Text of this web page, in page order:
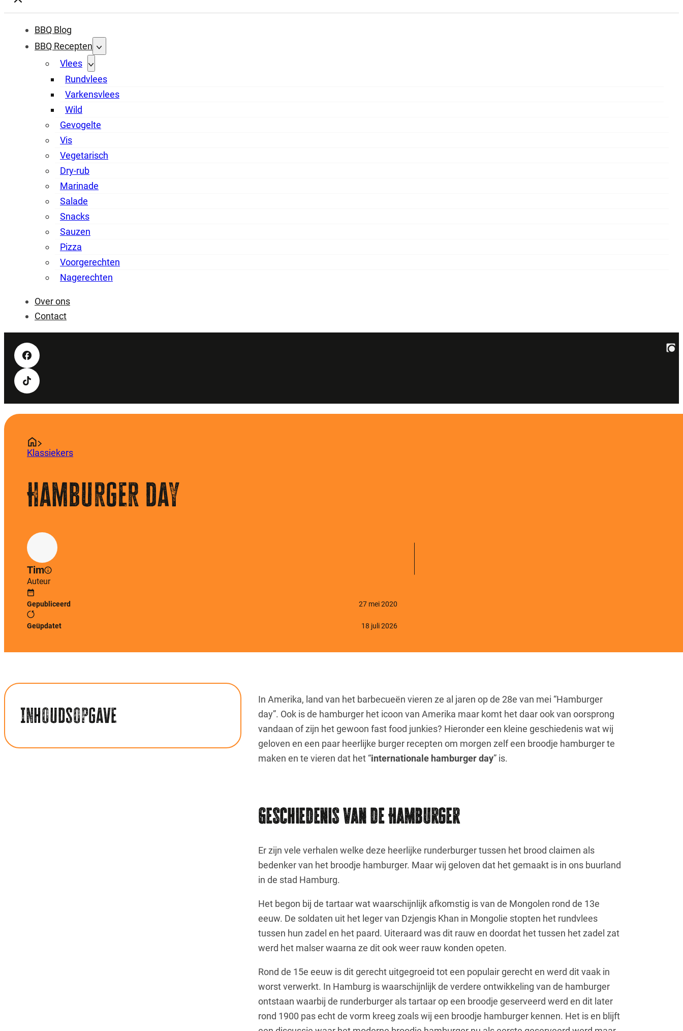
BBQ Blog
BBQ Recepten
Vlees
Rundvlees
Varkensvlees
Wild
Gevogelte
Vis
Vegetarisch
Dry-rub
Marinade
Salade
Snacks
Sauzen
Pizza
Voorgerechten
Nagerechten
Over ons
Contact
Klassiekers
Hamburger day
Tim
Auteur
Gepubliceerd 27 mei 2020
Geüpdatet 18 juli 2026
Inhoudsopgave
In Amerika, land van het barbecueën vieren ze al jaren op de 28e van mei “Hamburger
day”. Ook is de hamburger het icoon van Amerika maar komt het daar ook van oorsprong
vandaan of zijn het gewoon fast food junkies? Hieronder een kleine geschiedenis wat wij
geloven en een paar heerlijke burger recepten om morgen zelf een broodje hamburger te
maken en te vieren dat het “internationale hamburger day” is.
Geschiedenis van de Hamburger
Er zijn vele verhalen welke deze heerlijke runderburger tussen het brood claimen als
bedenker van het broodje hamburger. Maar wij geloven dat het gemaakt is in ons buurland
in de stad Hamburg.
Het begon bij de tartaar wat waarschijnlijk afkomstig is van de Mongolen rond de 13e
eeuw. De soldaten uit het leger van Dzjengis Khan in Mongolie stopten het rundvlees
tussen hun zadel en het paard. Uiteraard was dit rauw en doordat het tussen het zadel zat
werd het malser waarna ze dit ook weer rauw konden opeten.
Rond de 15e eeuw is dit gerecht uitgegroeid tot een populair gerecht en werd dit vaak in
worst verwerkt. In Hamburg is waarschijnlijk de verdere ontwikkeling van de hamburger
ontstaan waarbij de runderburger als tartaar op een broodje geserveerd werd en dit later
rond 1900 pas echt de vorm kreeg zoals wij een broodje hamburger kennen. Het is en blijft